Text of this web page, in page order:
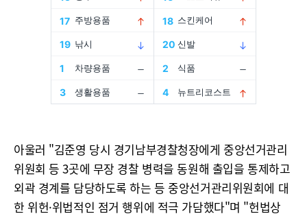
아울러 "김준영 당시 경기남부경찰청장에게 중앙선거관리
위원회 등 3곳에 무장 경찰 병력을 동원해 출입을 통제하고
외곽 경계를 담당하도록 하는 등 중앙선거관리위원회에 대
한 위헌·위법적인 점거 행위에 적극 가담했다"며 "헌법상